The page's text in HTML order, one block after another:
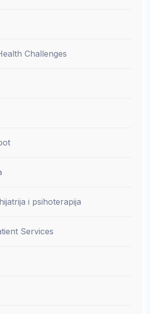
Challenges
i psihoterapija
Services